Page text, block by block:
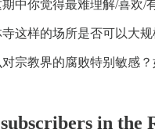
中你觉得最难理解/喜欢/
这样的场所是否可以大
宗教界的腐败特别敏感
in the